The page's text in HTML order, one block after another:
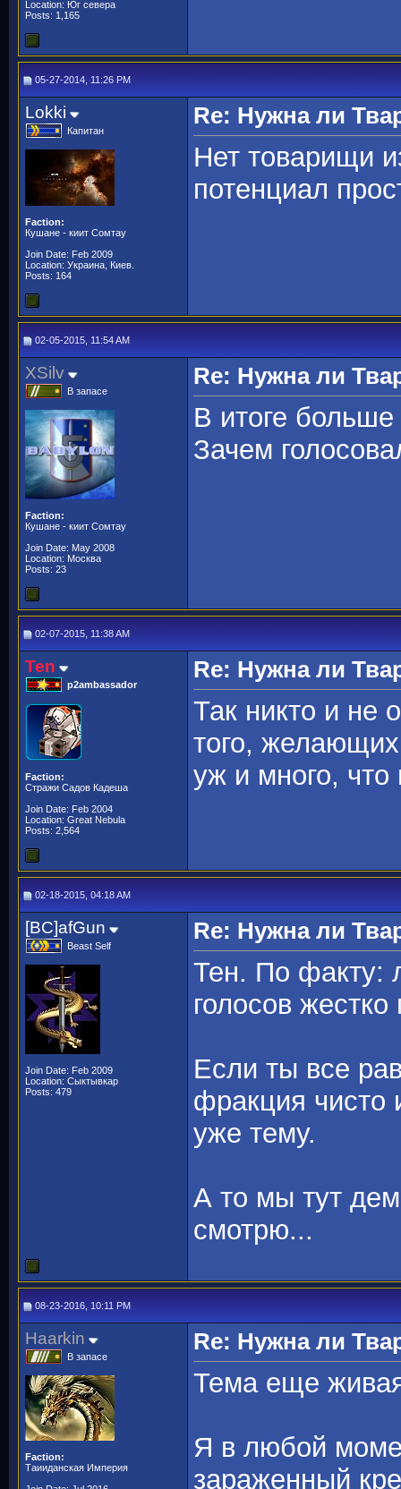
Location: Юг севера
Posts: 1,165
05-27-2014, 11:26 PM
Lokki
Капитан
Faction:
Кушане - киит Сомтау
Join Date: Feb 2009
Location: Украина, Киев.
Posts: 164
Re: Нужна ли
Нет товарищи
потенциал
02-05-2015, 11:54 AM
XSilv
В запасе
Faction:
Кушане - киит Сомтау
Join Date: May 2008
Location: Москва
Posts: 23
Re: Нужна ли
В итоге больше
Зачем
02-07-2015, 11:38 AM
Ten
p2ambassador
Faction:
Стражи Садов Кадеша
Join Date: Feb 2004
Location: Great Nebula
Posts: 2,564
Re: Нужна ли
Так никто и не
того,
уж и много,
02-18-2015, 04:18 AM
[BC]afGun
Beast Self
Join Date: Feb 2009
Location: Сыктывкар
Posts: 479
Re: Нужна ли
Тен. По факту:
голосов
Если ты все
фракция чисто
уже тему.
А то мы тут
смотрю...
08-23-2016, 10:11 PM
Haarkin
В запасе
Faction:
Таииданская Империя
Re: Нужна ли
Тема еще
Я в любой
зараженный